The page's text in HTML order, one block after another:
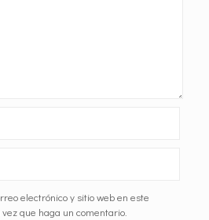
electrónico y sitio web en este
que haga un comentario.